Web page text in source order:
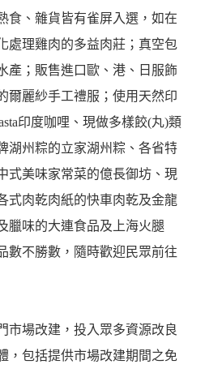
食、雜貨皆有雀屏入選，如在
處理雞肉的多益肉莊；真空包
產；販售進口歐、港、日服飾
爾麗紗手工禮服；使用天然印
印度咖哩、現做多樣餃(丸)類
湖州粽的立家湖州粽、各省特
式美味家常菜的億長御坊、現
式肉乾肉紙的快車肉乾及金龍
臘味的大連食品及上海火腿
數不勝數，隨時歡迎民眾前往
市場改建，投入眾多資源改良
，包括提供市場改建期間之免